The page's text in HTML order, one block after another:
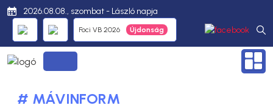
2026.08.08., szombat - László napja
Foci VB 2026
# MÁVINFORM